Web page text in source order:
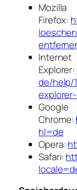
Mozilla
Firefox:
Internet
Explorer:
de/help/
Google
Chrome:
hl=de
Opera:
Safari: